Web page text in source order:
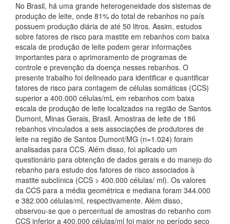
No Brasil, há uma grande heterogeneidade dos sistemas de
produção de leite, onde 81% do total de rebanhos no país
possuem produção diária de até 50 litros. Assim, estudos
sobre fatores de risco para mastite em rebanhos com baixa
escala de produção de leite podem gerar informações
importantes para o aprimoramento de programas de
controle e prevenção da doença nesses rebanhos. O
presente trabalho foi delineado para identificar e quantificar
fatores de risco para contagem de células somáticas (CCS)
superior a 400.000 células/mL em rebanhos com baixa
escala de produção de leite localizados na região de Santos
Dumont, Minas Gerais, Brasil. Amostras de leite de 186
rebanhos vinculados a seis associações de produtores de
leite na região de Santos Dumont/MG (n=1.024) foram
analisadas para CCS. Além disso, foi aplicado um
questionário para obtenção de dados gerais e do manejo do
rebanho para estudo dos fatores de risco associados à
mastite subclínica (CCS > 400.000 células/ ml). Os valores
da CCS para a média geométrica e mediana foram 344.000
e 382.000 células/ml, respectivamente. Além disso,
observou-se que o percentual de amostras do rebanho com
CCS inferior a 400.000 células/ml foi maior no período seco